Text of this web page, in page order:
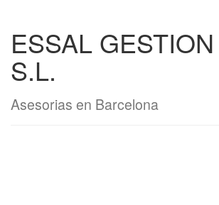
ESSAL GESTION
S.L.
Asesorias en Barcelona